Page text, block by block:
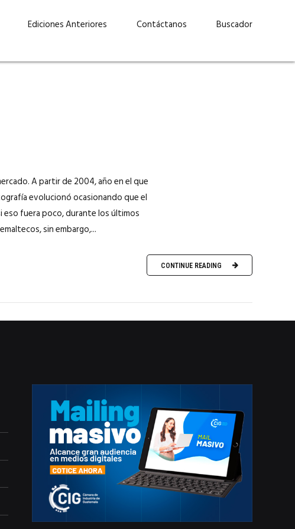
Suárez: “Las
podemos liderar y
paso por nuestros
Lucas Martínez Paz: “En
febrero 2026
Ediciones Anteriores Contáctanos Buscador
A partir de 2004, año en el que
evolucionó ocasionando que el
eso fuera poco, durante los últimos
sin embargo,...
CONTINUE READING